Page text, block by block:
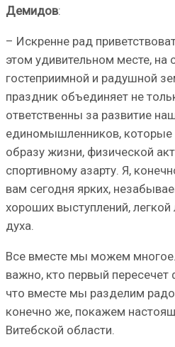
Демидов:
– Искренне рад
этом удивительном месте, на
гостеприимной и радушной
праздник объединяет не
ответственны за развитие
единомышленников,
образу жизни, физической
спортивному азарту. Я,
вам сегодня ярких,
хороших выступлений,
духа.
Все вместе мы можем
важно, кто первый
что вместе мы разделим
конечно же, покажем
Витебской области.